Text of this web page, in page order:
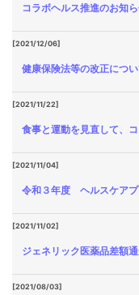
コラボヘルス推進のお知
[2021/12/06]
健康保険法等の改正につ
[2021/11/22]
食事と運動を見直して、
[2021/11/04]
令和３年度 ヘルスケアプ
[2021/11/02]
ジェネリック医薬品差額
[2021/08/03]